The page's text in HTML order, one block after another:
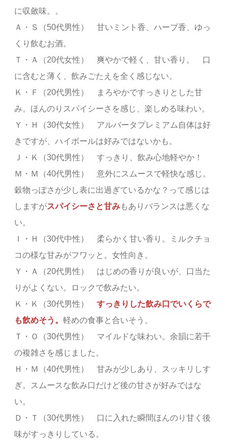
に収斂味。。
Ａ・Ｓ（50代男性） 甘いミント香、ハーブ香、ゆっ
くり飲むお酒。
Ｔ・Ａ（20代女性） 爽やかで軽く、甘い香り。 口
に含むと薄く、飲みごたえを全く感じない。
Ｋ・Ｆ（20代男性） まろやかですっきりとした甘
み。ほんのりスパイシーさを感じ、楽しめる味わい。
Ｙ・Ｈ（30代女性） アルバータプレミアム自体は好
きですが、ハイボールは好みではないかも。
Ｊ・Ｋ（30代男性） すっきり、飲み心地軽やか！
Ｍ・Ｍ（40代男性） 意外にスムースで軽快な感じ。
穀物っぽさが少し表に出過ぎているかな？って感じは
しますがスパイシーさと甘みもありバランスは悪くな
い。
Ｉ・Ｈ（30代中性） 柔らかく甘い香り。ミルクチョ
コの様な甘みがフワッと。女性向き。
Ｙ・Ａ（20代男性） はじめの香りが良いが、口当た
りがよくない。ロックで飲みたい。
Ｋ・Ｋ（30代男性） すっきりした飲み口でいくらで
も飲めそう。 軽めの食事と合いそう。
Ｔ・Ｏ（30代男性） マイルドな味わい。余韻に若干
の複雑さを感じました。
Ｈ・Ｍ（40代男性） 甘みが少しあり、スッキリしす
ぎ。スムースな飲み口だけど後の甘さが好みではな
い。
Ｄ・Ｔ（30代男性） 口に入れた瞬間ほんのり甘く後
味がすっきりしている。